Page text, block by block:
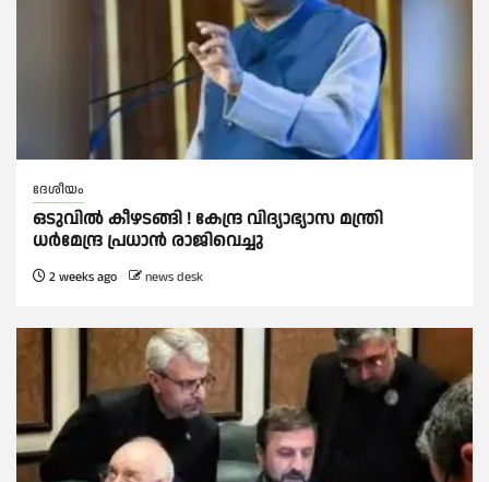
ദേശീയം
ഒടുവില്‍ കീഴടങ്ങി ! കേന്ദ്ര വിദ്യാഭ്യാസ മന്ത്രി
ധര്‍മേന്ദ്ര പ്രധാൻ രാജിവെച്ചു
2 weeks ago news desk